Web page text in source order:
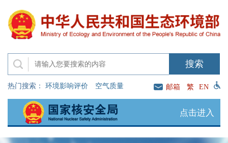
热门搜索： 环境影响评价 空气质量 邮箱 繁 EN
点击进入